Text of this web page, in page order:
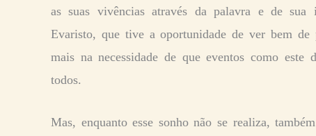
as suas vivências através da palavra e de sua
Evaristo, que tive a oportunidade de ver bem
mais na necessidade de que eventos como este
todos.
Mas, enquanto esse sonho não se realiza,